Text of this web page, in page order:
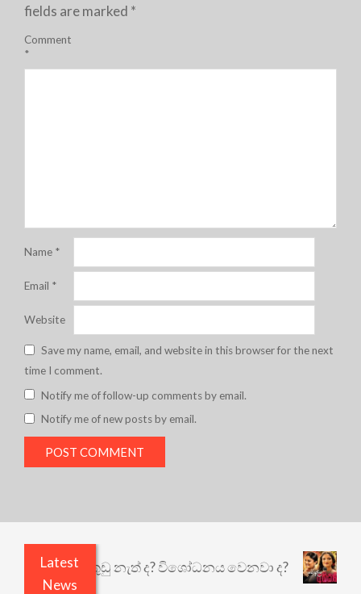
fields are marked *
Comment
*
Name *
Email *
Website
Save my name, email, and website in this browser for the next
time I comment.
Notify me of follow-up comments by email.
Notify me of new posts by email.
Latest
News
ඇතුළෙයි කුඩු නැත් ද? විශෝධනය වෙනවා ද?